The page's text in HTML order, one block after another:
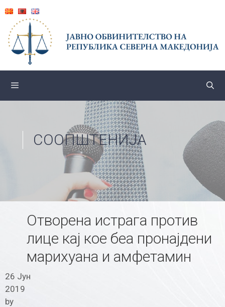
content
СООПШТЕНИЈА
Отворена истрага против
лице кај кое беа пронајдени
марихуана и амфетамин
26 Јун
2019
by